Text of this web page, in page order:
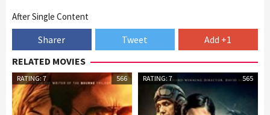
After Single Content
Sharer Tweet
Add +1
RELATED MOVIES
RATING: 7 566 RATING: 7 565